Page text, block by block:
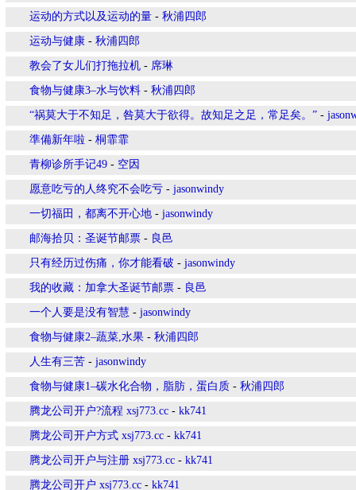
运动的方式以及运动的量 - 秋浦四郎
运动与健康 - 秋浦四郎
教会了女儿们打拖拉机 - 席琳
食物与健康3–水与饮料 - 秋浦四郎
“祸莫大于不知足，咎莫大于欲得。故知足之足，常足矣。” -
準備新年啦 - 桐霏霏
青柳诊所手记49 - 空因
愿意吃亏的人终究不会吃亏 - jasonwindy
一切福田，都离不开心地 - jasonwindy
邮海拾贝：圣诞节邮票 - 良邑
只有经历过伤痛，你才能看破 - jasonwindy
我的收藏：加拿大圣诞节邮票 - 良邑
一个人要是没有智慧 - jasonwindy
食物与健康2–蔬菜,水果 - 秋浦四郎
人生有三苦 - jasonwindy
食物与健康1–碳水化合物，脂肪，蛋白质 - 秋浦四郎
腾龙公司开户?流程 xsj773.cc - kk741
腾龙公司开户方式 xsj773.cc - kk741
腾龙公司开户与注册 xsj773.cc - kk741
腾龙公司开户 xsj773.cc - kk741